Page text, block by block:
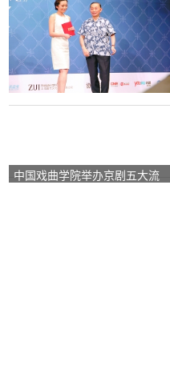
恩(Dean)写一部梅兰芳生平传
记。
中国戏曲学院举办京剧五大流